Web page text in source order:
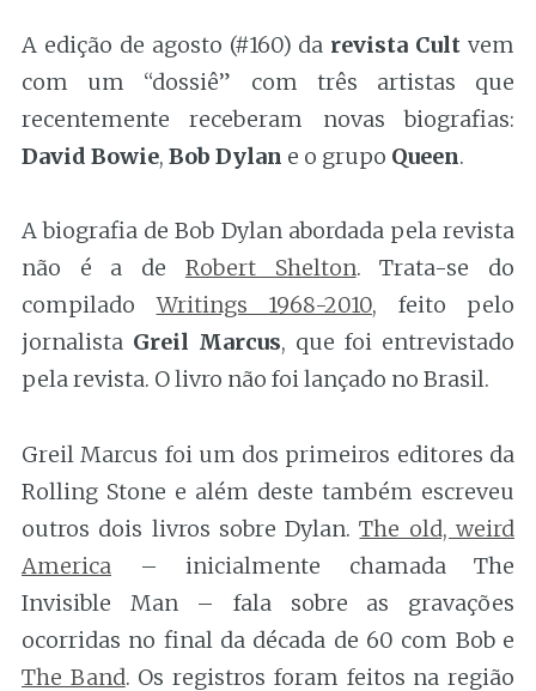
A edição de agosto (#160) da revista Cult vem
com um “dossiê” com três artistas que
recentemente receberam novas biografias:
David Bowie, Bob Dylan e o grupo Queen.
A biografia de Bob Dylan abordada pela revista
não é a de Robert Shelton. Trata-se do
compiladoWritings 1968-2010, feito pelo
jornalista Greil Marcus, que foi entrevistado
pela revista. O livro não foi lançado no Brasil.
Greil Marcus foi um dos primeiros editores da
Rolling Stone e além deste também escreveu
outros dois livros sobre Dylan.The old, weird
America – inicialmente chamada The
Invisible Man – fala sobre as gravações
ocorridas no final da década de 60 com Bob e
The Band. Os registros foram feitos na região